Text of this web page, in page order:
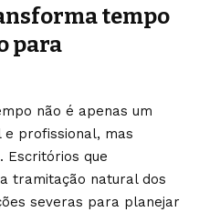
tempo
para
não é apenas um
profissional, mas
Escritórios que
tramitação natural dos
severas para planejar